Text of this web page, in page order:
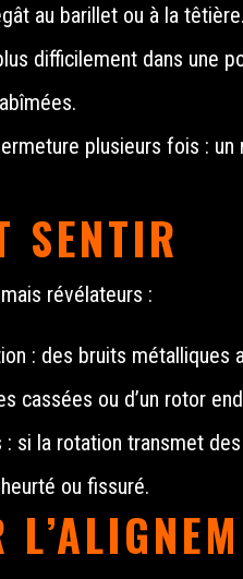
au barillet ou à la têtière.
difficilement dans une
plusieurs fois :
SENTIR
révélateurs :
: des bruits
cassées ou d’un rotor
si la rotation transmet
ou fissuré.